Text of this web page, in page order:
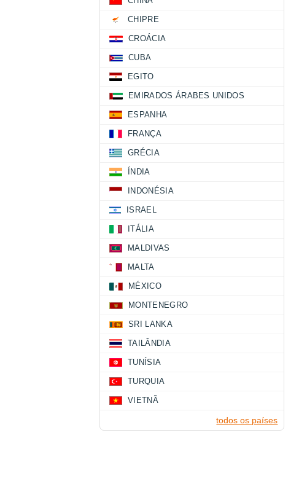
CHIPRE
CROÁCIA
CUBA
EGITO
EMIRADOS ÁRABES UNIDOS
ESPANHA
FRANÇA
GRÉCIA
ÍNDIA
INDONÉSIA
ISRAEL
ITÁLIA
MALDIVAS
MALTA
MÉXICO
MONTENEGRO
SRI LANKA
TAILÂNDIA
TUNÍSIA
TURQUIA
VIETNÃ
todos os países